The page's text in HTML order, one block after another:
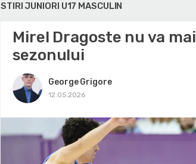
STIRI JUNIORI U17 MASCULIN
Mirel Dragoste nu va
sezonului
George Grigore
12.05.2026